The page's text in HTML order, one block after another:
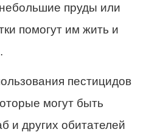
пруды или
помогут им жить и
пестицидов
могут быть
и других обитателей